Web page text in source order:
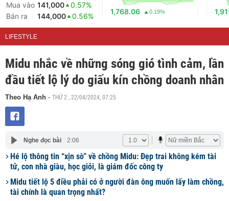
Mua vào 141,000
0.57%
Bán ra
144,000 0.56%
1,768.06 0.19%
LIFESTYLE
Midu nhắc về những sóng gió tình cảm, lần
đầu tiết lộ lý do giấu kín chồng doanh nhân
Theo Hạ Anh - THỨ 2 , 22/04/2024, 07:25
Nghe đọc bài 2:06
Hé lộ thông tin “xịn sò” về chồng Midu: Đẹp trai không kém tài
tử, con nhà giàu, học giỏi, là giám đốc công ty
Midu tiết lộ 5 điều phải có ở người đàn ông muốn lấy làm chồng,
tài chính là quan trọng nhất?